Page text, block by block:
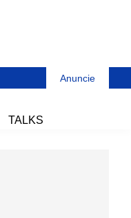
Anuncie
TALKS